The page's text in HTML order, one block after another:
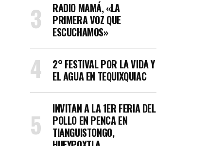
RADIO MAMÁ, «LA
PRIMERA VOZ QUE
ESCUCHAMOS»
2° FESTIVAL POR LA VIDA Y
EL AGUA EN TEQUIXQUIAC
INVITAN A LA 1ER FERIA DEL
POLLO EN PENCA EN
TIANGUISTONGO,